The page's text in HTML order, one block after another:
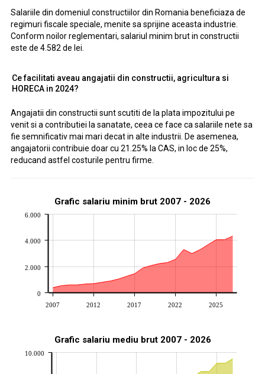
Salariile din domeniul constructiilor din Romania beneficiaza de
regimuri fiscale speciale, menite sa sprijine aceasta industrie.
Conform noilor reglementari, salariul minim brut in constructii
este de 4.582 de lei.
Ce facilitati aveau angajatii din constructii, agricultura si
HORECA in 2024?
Angajatii din constructii sunt scutiti de la plata impozitului pe
venit si a contributiei la sanatate, ceea ce face ca salariile nete sa
fie semnificativ mai mari decat in alte industrii. De asemenea,
angajatorii contribuie doar cu 21.25% la CAS, in loc de 25%,
reducand astfel costurile pentru firme.
Grafic salariu minim brut 2007 - 2026
2007 2012 2017 2022 2025
0
2.000
4.000
6.000
Grafic salariu mediu brut 2007 - 2026
10.000